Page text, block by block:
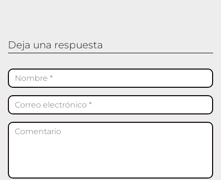
Deja una respuesta